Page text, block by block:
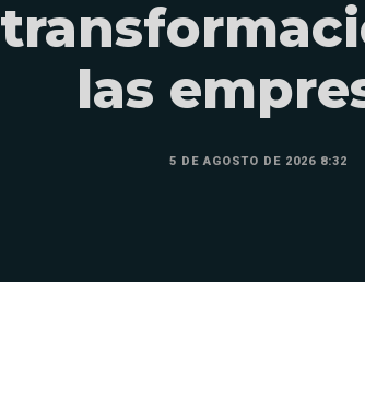
las
5 DE AGOSTO DE 2026 8:32